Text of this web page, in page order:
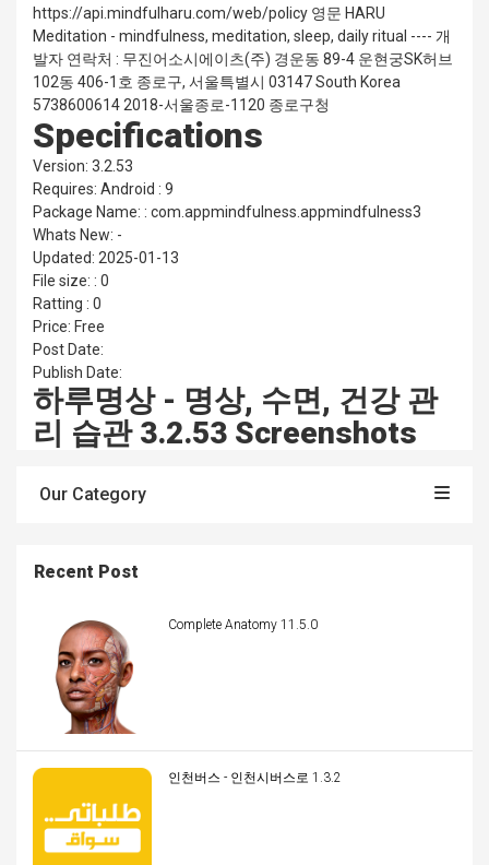
https://api.mindfulharu.com/web/policy 영문 HARU
Meditation - mindfulness, meditation, sleep, daily ritual ---- 개
발자 연락처 : 무진어소시에이츠(주) 경운동 89-4 운현궁SK허브
102동 406-1호 종로구, 서울특별시 03147 South Korea
5738600614 2018-서울종로-1120 종로구청
Specifications
Version: 3.2.53
Requires: Android : 9
Package Name: : com.appmindfulness.appmindfulness3
Whats New: -
Updated: 2025-01-13
File size: : 0
Ratting : 0
Price: Free
Post Date:
Publish Date:
하루명상 - 명상, 수면, 건강 관
리 습관 3.2.53 Screenshots
Our Category
Recent Post
Complete Anatomy 11.5.0
인천버스 - 인천시버스로 1.3.2